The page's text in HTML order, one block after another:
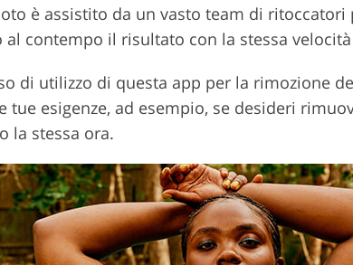
è assistito da un vasto team di
al contempo il risultato con la stessa
di utilizzo di questa app per la rimozione
tue esigenze, ad esempio, se desideri
la stessa ora.